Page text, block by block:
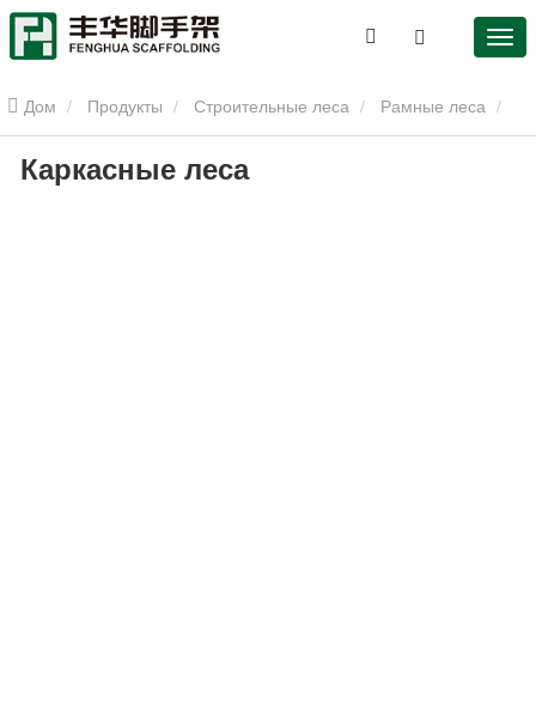
Дом Продукты Строительные леса Рамные леса
Каркасные леса
Каркасные леса